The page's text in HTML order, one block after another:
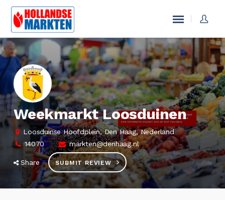
Weekmarkt Loosduinen
Loosduinse Hoofdplein, Den Haag, Nederland
14070
markten@denhaag.nl
Share SUBMIT REVIEW